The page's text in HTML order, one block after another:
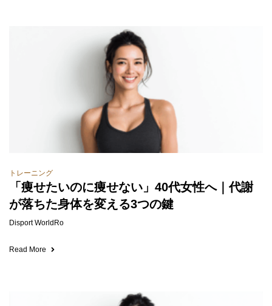
トレーニング
「痩せたいのに痩せない」40代女性へ｜代謝
が落ちた身体を変える3つの鍵
Disport WorldRo
Read More